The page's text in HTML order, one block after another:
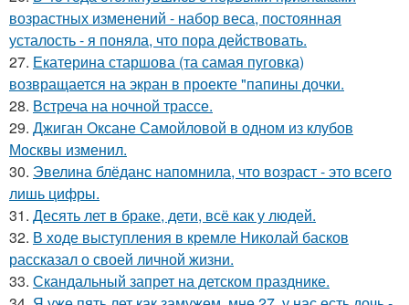
возрастных изменений - набор веса, постоянная
усталость - я поняла, что пора действовать.
27. Екатерина старшова (та самая пуговка)
возвращается на экран в проекте "папины дочки.
28. Встреча на ночной трассе.
29. Джиган Оксане Самойловой в одном из клубов
Москвы изменил.
30. Эвелина блёданс напомнила, что возраст - это всего
лишь цифры.
31. Десять лет в браке, дети, всё как у людей.
32. В ходе выступления в кремле Николай басков
рассказал о своей личной жизни.
33. Скандальный запрет на детском празднике.